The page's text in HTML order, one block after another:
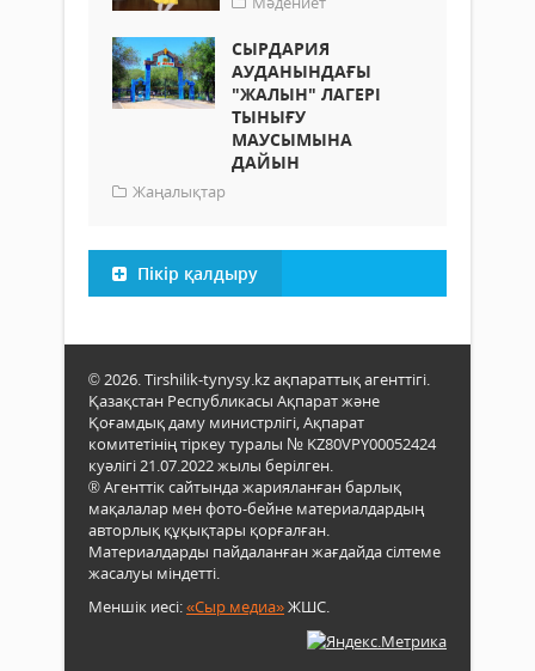
СЫРДАРИЯ
АУДАНЫНДАҒЫ
"ЖАЛЫН" ЛАГЕРІ
ТЫНЫҒУ
МАУСЫМЫНА
ДАЙЫН
Жаңалықтар
Пікір қалдыру
© 2026. Tirshilik-tynysy.kz ақпараттық агенттігі.
Қазақстан Республикасы Ақпарат және
Қоғамдық даму министрлігі, Ақпарат
комитетінің тіркеу туралы № KZ80VPY00052424
куәлігі 21.07.2022 жылы берілген.
® Агенттік сайтында жарияланған барлық
мақалалар мен фото-бейне материалдардың
авторлық құқықтары қорғалған.
Материалдарды пайдаланған жағдайда сілтеме
жасалуы міндетті.
Меншік иесі:«Сыр медиа»ЖШС.